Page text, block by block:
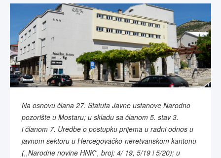
Na osnovu člana 27. Statuta Javne ustanove Narodno
pozorište u Mostaru; u skladu sa članom 5. stav 3.
ičlanom 7. Uredbe o postupku prijema u radni odnos u
javnom sektoru u Hercegovačko-neretvanskom kantonu
(,,Narodne novine HNK'', broj: 4/ 19, 5/19 i 5/20); u